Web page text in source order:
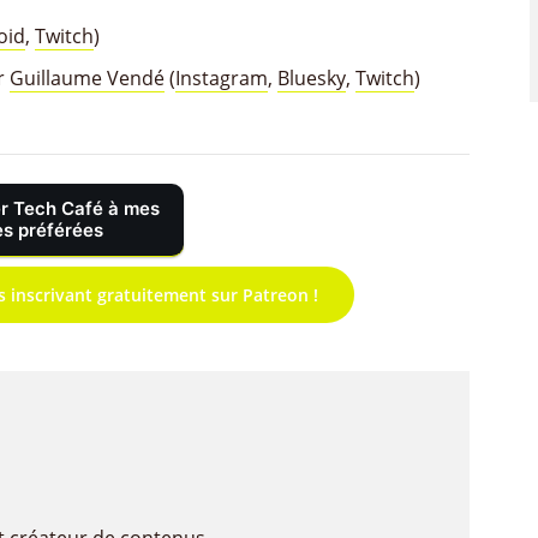
, Twitch)
Guillaume Vendé(Instagram, Bluesky, Twitch)
Tech Café à mes
préférées
inscrivant gratuitement sur Patreon !